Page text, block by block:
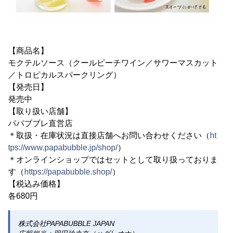
【商品名】
モクテルソース（クールピーチワイン／サワーマスカット
／トロピカルスパークリング）
【発売日】
発売中
【取り扱い店舗】
パパブブレ直営店
＊取扱・在庫状況は直接店舗へお問い合わせください（ ht
tps://www.papabubble.jp/shop/）
＊オンラインショップではセットとして取り扱っておりま
す（ https://papabubble.shop/）
【税込み価格】
各680円
株式会社PAPABUBBLE JAPAN